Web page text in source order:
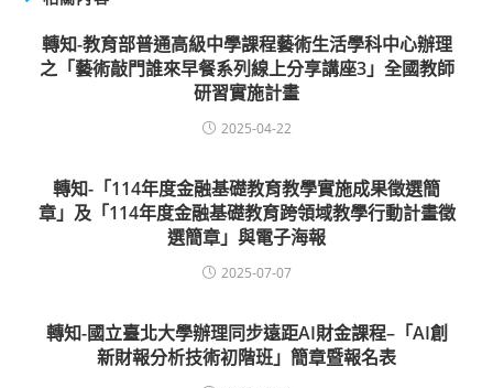
轉知-教育部普通高級中學課程藝術生活學科中心辦理
之「藝術敲門誰來早餐系列線上分享講座3」全國教師
研習實施計畫
2025-04-22
轉知-「114年度金融基礎教育教學實施成果徵選簡
章」及「114年度金融基礎教育跨領域教學行動計畫徵
選簡章」與電子海報
2025-07-07
轉知-國立臺北大學辦理同步遠距AI財金課程–「AI創
新財報分析技術初階班」簡章暨報名表